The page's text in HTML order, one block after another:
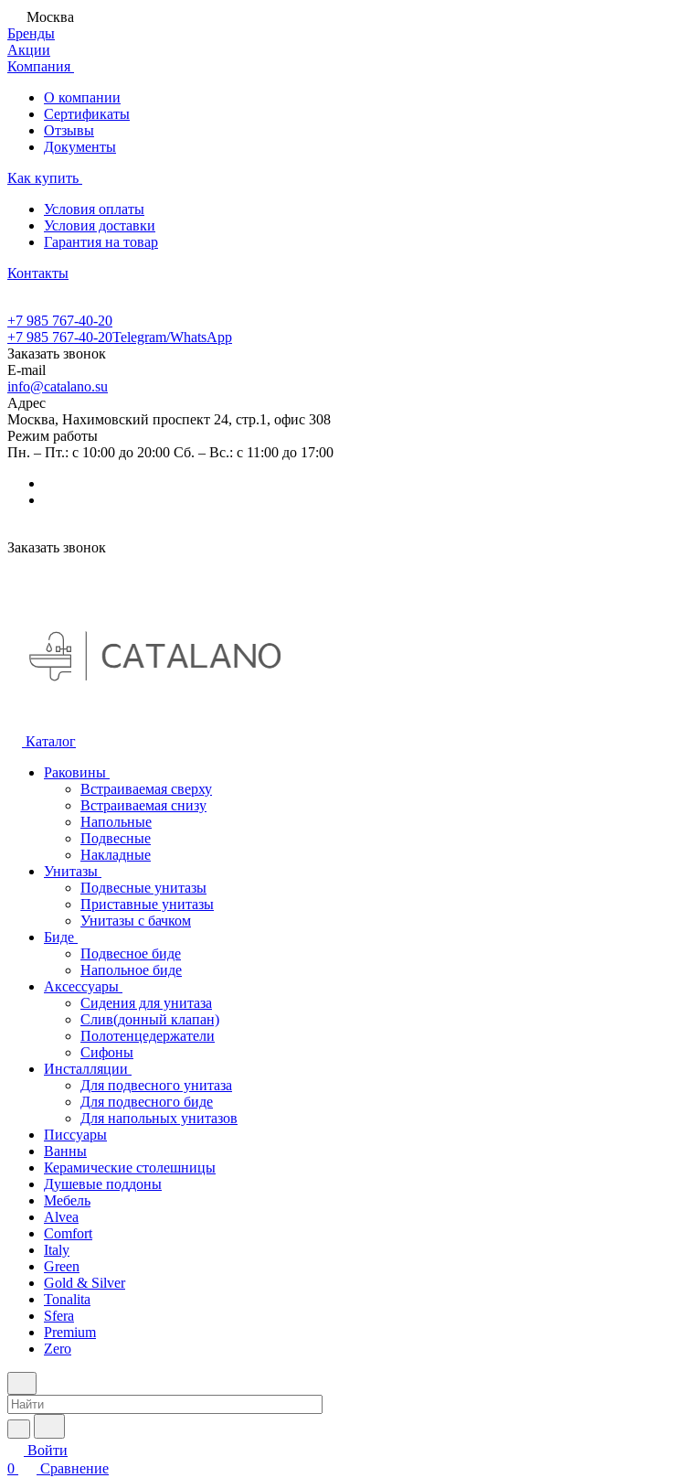
Москва
Бренды
Акции
Компания
О компании
Сертификаты
Отзывы
Документы
Как купить
Условия оплаты
Условия доставки
Гарантия на товар
Контакты
+7 985 767-40-20
+7 985 767-40-20Telegram/WhatsApp
Заказать звонок
E-mail
info@catalano.su
Адрес
Москва, Нахимовский проспект 24, стр.1, офис 308
Режим работы
Пн. – Пт.: с 10:00 до 20:00 Сб. – Вс.: с 11:00 до 17:00
Заказать звонок
Каталог
Раковины
Встраиваемая сверху
Встраиваемая снизу
Напольные
Подвесные
Накладные
Унитазы
Подвесные унитазы
Приставные унитазы
Унитазы с бачком
Биде
Подвесное биде
Напольное биде
Аксессуары
Сидения для унитаза
Слив(донный клапан)
Полотенцедержатели
Сифоны
Инсталляции
Для подвесного унитаза
Для подвесного биде
Для напольных унитазов
Писсуары
Ванны
Керамические столешницы
Душевые поддоны
Мебель
Alvea
Comfort
Italy
Green
Gold & Silver
Tonalita
Sfera
Premium
Zero
Войти
0
Сравнение